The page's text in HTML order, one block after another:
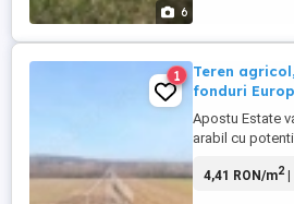
6
1
Teren
fonduri
Apostu Estate
arabil cu
agricola
4,41 RON/m2|